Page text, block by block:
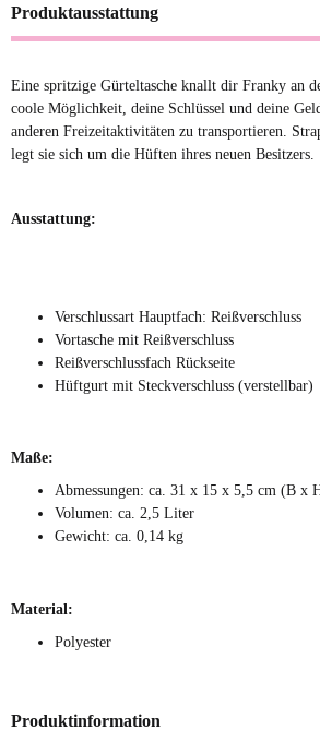
Produktausstattung
Eine spritzige Gürteltasche knallt dir Franky an
coole Möglichkeit, deine Schlüssel und deine
anderen Freizeitaktivitäten zu transportieren.
legt sie sich um die Hüften ihres neuen Besitzers.
Ausstattung:
Verschlussart Hauptfach: Reißverschluss
Vortasche mit Reißverschluss
Reißverschlussfach Rückseite
Hüftgurt mit Steckverschluss (verstellbar)
Maße:
Abmessungen: ca. 31 x 15 x 5,5 cm (B x
Volumen: ca. 2,5 Liter
Gewicht: ca. 0,14 kg
Material:
Polyester
Produktinformation